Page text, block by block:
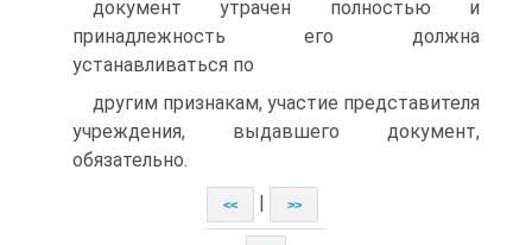
документ утрачен полностью и
принадлежность его должна
устанавливаться по
другим признакам, участие представителя
учреждения, выдавшего документ,
обязательно.
<< >>